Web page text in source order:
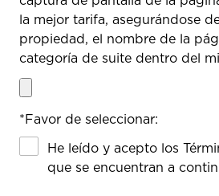
la mejor tarifa, asegurándose
propiedad, el nombre de la
categoría de suite dentro del
*Favor de seleccionar:
He leído y acepto los
que se encuentran a